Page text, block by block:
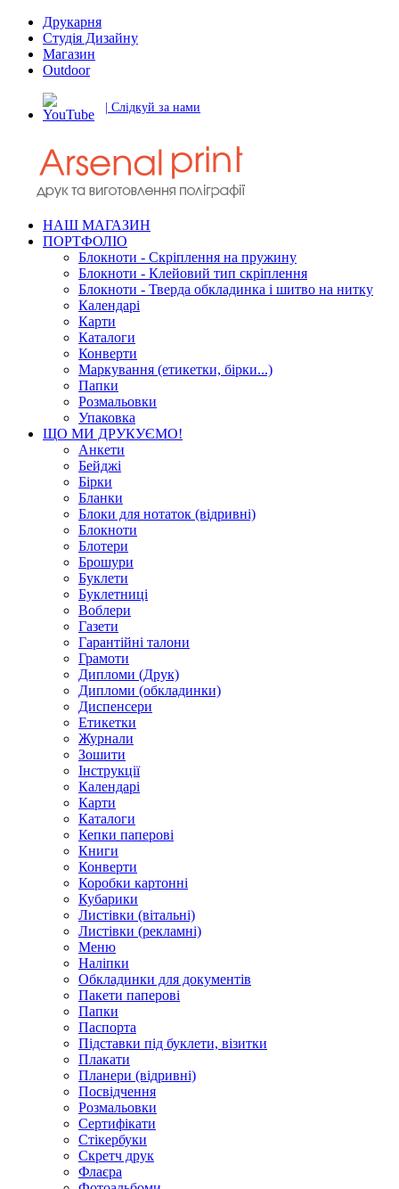
Друкарня
Студія Дизайну
Магазин
Outdoor
| Слідкуй за нами
НАШ МАГАЗИН
ПОРТФОЛІО
Блокноти - Скріплення на пружину
Блокноти - Клейовий тип скріплення
Блокноти - Тверда обкладинка і шитво на нитку
Календарі
Карти
Каталоги
Конверти
Маркування (етикетки, бірки...)
Папки
Розмальовки
Упаковка
ЩО МИ ДРУКУЄМО!
Анкети
Бейджі
Бірки
Бланки
Блоки для нотаток (відривні)
Блокноти
Блотери
Брошури
Буклети
Буклетниці
Воблери
Газети
Гарантійні талони
Грамоти
Дипломи (Друк)
Дипломи (обкладинки)
Диспенсери
Етикетки
Журнали
Зошити
Інструкції
Календарі
Карти
Каталоги
Кепки паперові
Книги
Конверти
Коробки картонні
Кубарики
Листівки (вітальні)
Листівки (рекламні)
Меню
Наліпки
Обкладинки для документів
Пакети паперові
Папки
Паспорта
Підставки під буклети, візитки
Плакати
Планери (відривні)
Посвідчення
Розмальовки
Сертифікати
Стікербуки
Скретч друк
Флаєра